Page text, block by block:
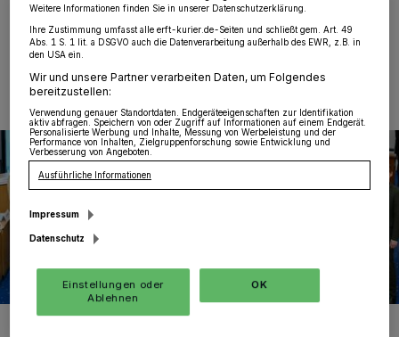
07.12.2023 , 15:03 Uhr Eine Minute Lesezeit
Landrat Hans-Jürgen Petrauschke gratulierte den Kreismitarbeitern,
Weitere Informationen finden Sie in unserer Datenschutzerklärung.
Ihre Zustimmung umfasst alle erft-kurier.de-Seiten und schließt gem. Art. 49
Abs. 1 S. 1 lit. a DSGVO auch die Datenverarbeitung außerhalb des EWR, z.B. in
den USA ein.
Wir und unsere Partner verarbeiten Daten, um Folgendes
bereitzustellen:
Verwendung genauer Standortdaten. Endgeräteeigenschaften zur Identifikation
aktiv abfragen. Speichern von oder Zugriff auf Informationen auf einem Endgerät.
Personalisierte Werbung und Inhalte, Messung von Werbeleistung und der
Performance von Inhalten, Zielgruppenforschung sowie Entwicklung und
Verbesserung von Angeboten.
Ausführliche Informationen
Impressum
Datenschutz
Einstellungen oder
Ablehnen
OK